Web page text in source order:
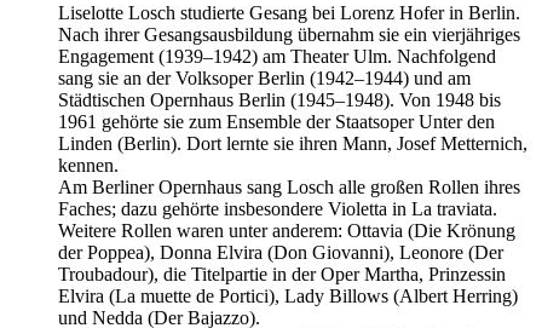
Liselotte Losch studierte Gesang bei Lorenz Hofer in Berlin.
Nach ihrer Gesangsausbildung übernahm sie ein vierjähriges
Engagement (1939–1942) am Theater Ulm. Nachfolgend
sang sie an der Volksoper Berlin (1942–1944) und am
Städtischen Opernhaus Berlin (1945–1948). Von 1948 bis
1961 gehörte sie zum Ensemble der Staatsoper Unter den
Linden (Berlin). Dort lernte sie ihren Mann, Josef Metternich,
kennen.
Am Berliner Opernhaus sang Losch alle großen Rollen ihres
Faches; dazu gehörte insbesondere Violetta in La traviata.
Weitere Rollen waren unter anderem: Ottavia (Die Krönung
der Poppea), Donna Elvira (Don Giovanni), Leonore (Der
Troubadour), die Titelpartie in der Oper Martha, Prinzessin
Elvira (La muette de Portici), Lady Billows (Albert Herring)
und Nedda (Der Bajazzo).